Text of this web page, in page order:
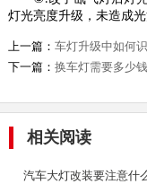
灯光亮度升级，未造成
上一篇： 车灯升级中如何
下一篇： 换车灯需要多少
相关阅读
汽车大灯改装要注意什
充
神